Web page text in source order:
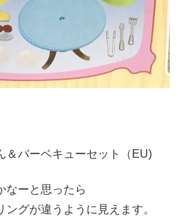
＆バーベキューセット（EU)
なーと思ったら
グが違うように見えます。